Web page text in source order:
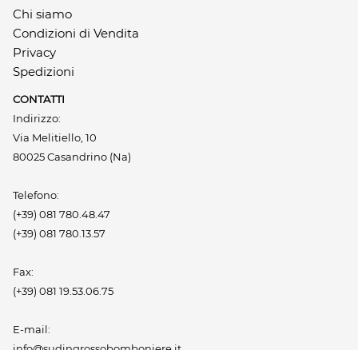
Chi siamo
Condizioni di Vendita
Privacy
Spedizioni
CONTATTI
Indirizzo:
Via Melitiello, 10
80025 Casandrino (Na)
Telefono:
(+39) 081 780.48.47
(+39) 081 780.13.57
Fax:
(+39) 081 19.53.06.75
E-mail: